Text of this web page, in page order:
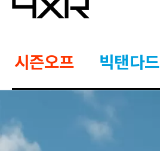
시즌오프 빅탠다드